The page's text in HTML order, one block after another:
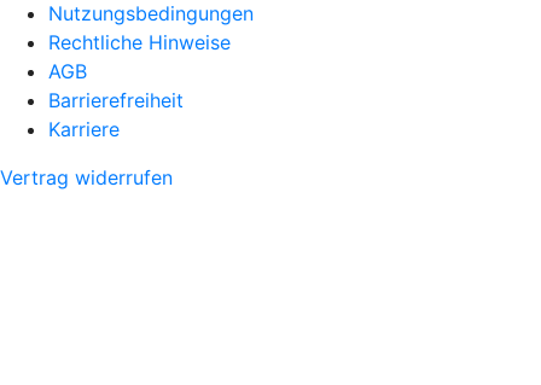
Nutzungsbedingungen
Rechtliche Hinweise
AGB
Barrierefreiheit
Karriere
Vertrag widerrufen